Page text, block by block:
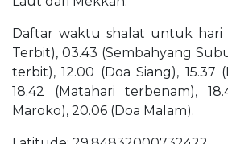
Daftar waktu shalat untuk hari
Terbit), 03.43 (Sembahyang
terbit), 12.00 (Doa Siang), 15.37
18.42 (Matahari terbenam),
Maroko), 20.06 (Doa Malam).